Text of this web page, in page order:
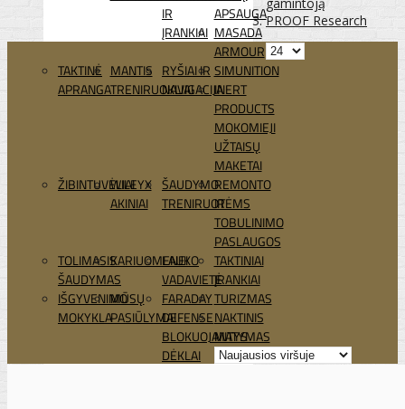
IR
ĮRANKIAI
APSAUGA
MASADA
ARMOUR
TAKTINĖ
APRANGA
MANTIS
TRENIRUOKLIAI
RYŠIAI IR
NAVIGACIJA
SIMUNITION
INERT
PRODUCTS
MOKOMIEJI
UŽTAISŲ
MAKETAI
ŽIBINTUVĖLIAI
WILEYX
AKINIAI
ŠAUDYMO
TRENIRUOTĖMS
REMONTO
IR
TOBULINIMO
PASLAUGOS
TOLIMASIS
ŠAUDYMAS
KARIUOMENEI
LAUKO
VADAVIETĖ
TAKTINIAI
ĮRANKIAI
IŠGYVENIMO
MOKYKLA
MŪSŲ
PASIŪLYMAI
FARADAY
DEFENSE
BLOKUOJANTYS
DĖKLAI
TURIZMAS
NAKTINIS
MATYMAS
PROOF Research